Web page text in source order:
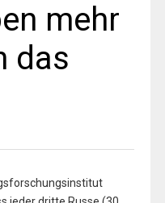
mehr
das